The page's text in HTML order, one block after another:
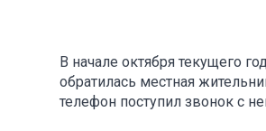
В начале октября текущего
обратилась местная
телефон поступил звонок с